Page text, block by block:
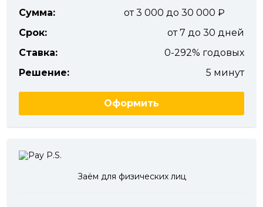
Сумма:
от 3 000 до 30 000
Срок:
от 7 до 30 дней
Ставка:
0-292% годовых
Решение:
5 минут
Оформить
Заём для физических лиц